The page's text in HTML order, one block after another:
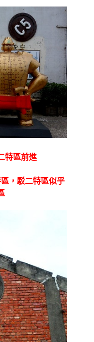
特區前進
，駁二特區似乎